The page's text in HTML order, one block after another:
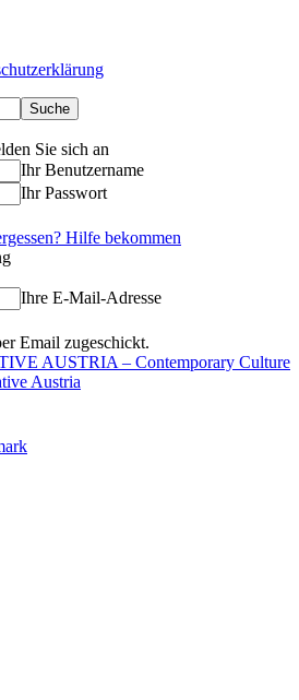
Sie sich an
Ihr Benutzername
Ihr Passwort
Hilfe bekommen
Ihre E-Mail-Adresse
Email zugeschickt.
AUSTRIA – Contemporary Culture